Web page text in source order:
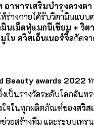
อาหารเสริมบำรุงดวงตา
างกายได้รับวิตามินแบบ
นเม็ดฟู่แมกนีเซียม + วิต
น สวิสเอ็นเนอร์จี้สกัดจ
Beauty awards 2022
เป็นรางวัลระดับโลกอันท
ใจในทุกผลิตภัณฑ์ของสวิส
ยสร้างทีม และระบบเทร